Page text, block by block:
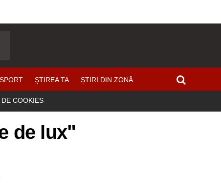
SPORT ŞTIREA TA ȘTIRI DIN ZONĂ
COOKIES
de lux"